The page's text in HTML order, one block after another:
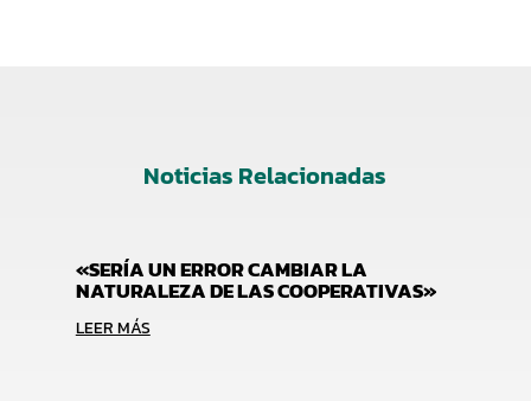
Noticias Relacionadas
«SERÍA UN ERROR CAMBIAR LA
NATURALEZA DE LAS COOPERATIVAS»
LEER MÁS